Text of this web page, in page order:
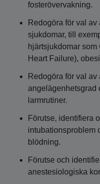
fosterövervakning.
Redogöra för val
sjukdomar, till
hjärtsjukdomar som
Heart Failure),
Redogöra för val
angelägenhetsgrad
larmrutiner.
Förutse, identifiera
intubationsproblem
blödning.
Förutse och
anestesiologiska